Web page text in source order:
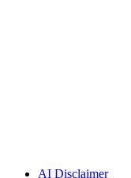
AI Disclaimer